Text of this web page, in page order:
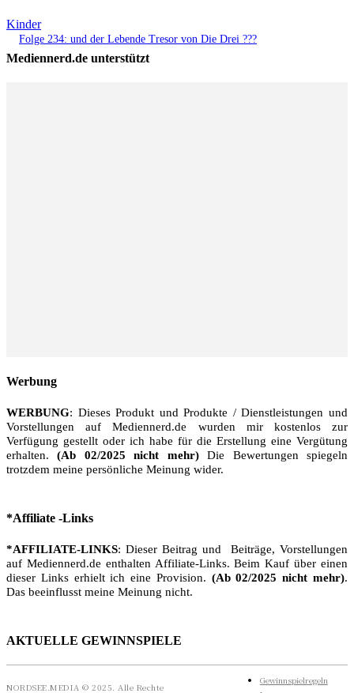
Kinder
Folge 234: und der Lebende Tresor von Die Drei ???
Mediennerd.de unterstützt
Werbung
WERBUNG: Dieses Produkt und Produkte / Dienstleistungen und
Vorstellungen auf Mediennerd.de wurden mir kostenlos zur
Verfügung gestellt oder ich habe für die Erstellung eine Vergütung
erhalten.(Ab 02/2025 nicht mehr)Die Bewertungen spiegeln
trotzdem meine persönliche Meinung wider.
*Affiliate -Links
*AFFILIATE-LINKS: Dieser Beitrag und Beiträge, Vorstellungen
auf Mediennerd.de enthalten Affiliate-Links. Beim Kauf über einen
dieser Links erhielt ich eine Provision. (Ab 02/2025 nicht mehr).
Das beeinflusst meine Meinung nicht.
AKTUELLE GEWINNSPIELE
NORDSEE.MEDIA © 2025. Alle Rechte
Gewinnspielregeln